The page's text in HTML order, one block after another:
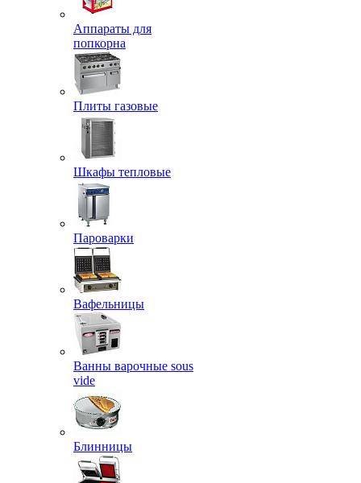
Аппараты для
попкорна
Плиты газовые
Шкафы тепловые
Пароварки
Вафельницы
Ванны варочные sous
vide
Блинницы